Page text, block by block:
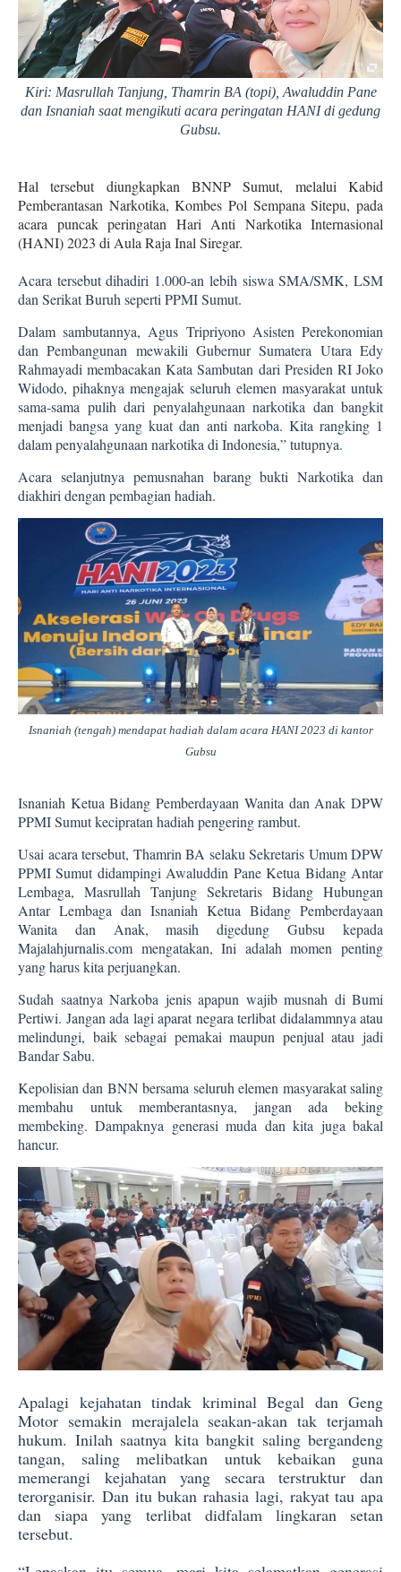
Kiri: Masrullah Tanjung, Thamrin BA (topi), Awaluddin Pane
dan Isnaniah saat mengikuti acara peringatan HANI di gedung
Gubsu.
Hal tersebut diungkapkan BNNP Sumut, melalui Kabid
Pemberantasan Narkotika, Kombes Pol Sempana Sitepu, pada
acara puncak peringatan Hari Anti Narkotika Internasional
(HANI) 2023 di Aula Raja Inal Siregar.
Acara tersebut dihadiri 1.000-an lebih siswa SMA/SMK, LSM
dan Serikat Buruh seperti PPMI Sumut.
Dalam sambutannya, Agus Tripriyono Asisten Perekonomian
dan Pembangunan mewakili Gubernur Sumatera Utara Edy
Rahmayadi membacakan Kata Sambutan dari Presiden RI Joko
Widodo, pihaknya mengajak seluruh elemen masyarakat untuk
sama-sama pulih dari penyalahgunaan narkotika dan bangkit
menjadi bangsa yang kuat dan anti narkoba. Kita rangking 1
dalam penyalahgunaan narkotika di Indonesia,” tutupnya.
Acara selanjutnya pemusnahan barang bukti Narkotika dan
diakhiri dengan pembagian hadiah.
Isnaniah (tengah) mendapat hadiah dalam acara HANI 2023 di kantor
Gubsu
Isnaniah Ketua Bidang Pemberdayaan Wanita dan Anak DPW
PPMI Sumut kecipratan hadiah pengering rambut.
Usai acara tersebut, Thamrin BA selaku Sekretaris Umum DPW
PPMI Sumut didampingi Awaluddin Pane Ketua Bidang Antar
Lembaga, Masrullah Tanjung Sekretaris Bidang Hubungan
Antar Lembaga dan Isnaniah Ketua Bidang Pemberdayaan
Wanita dan Anak, masih digedung Gubsu kepada
Majalahjurnalis.com mengatakan, Ini adalah momen penting
yang harus kita perjuangkan.
Sudah saatnya Narkoba jenis apapun wajib musnah di Bumi
Pertiwi. Jangan ada lagi aparat negara terlibat didalammnya atau
melindungi, baik sebagai pemakai maupun penjual atau jadi
Bandar Sabu.
Kepolisian dan BNN bersama seluruh elemen masyarakat saling
membahu untuk memberantasnya, jangan ada beking
membeking. Dampaknya generasi muda dan kita juga bakal
hancur.
Apalagi kejahatan tindak kriminal Begal dan Geng
Motor semakin merajalela seakan-akan tak terjamah
hukum. Inilah saatnya kita bangkit saling bergandeng
tangan, saling melibatkan untuk kebaikan guna
memerangi kejahatan yang secara terstruktur dan
terorganisir. Dan itu bukan rahasia lagi, rakyat tau apa
dan siapa yang terlibat didfalam lingkaran setan
tersebut.